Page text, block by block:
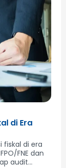
di Era
fiskal di era
FNE dan
audit...